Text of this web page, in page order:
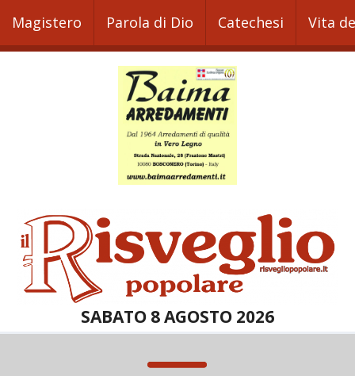
Magistero Parola di Dio Catechesi Vita
SABATO 8 AGOSTO 2026